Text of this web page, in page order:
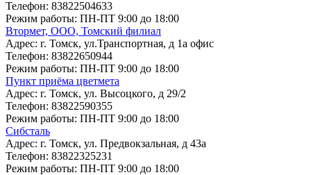
Телефон: 83822504633
Режим работы: ПН-ПТ 9:00 до 18:00
Втормет, ООО, Томский филиал
Адрес: г. Томск, ул.Транспортная, д 1а офис
Телефон: 83822650944
Режим работы: ПН-ПТ 9:00 до 18:00
Пункт приёма цветмета
Адрес: г. Томск, ул. Высоцкого, д 29/2
Телефон: 83822590355
Режим работы: ПН-ПТ 9:00 до 18:00
Сибсталь
Адрес: г. Томск, ул. Предвокзальная, д 43а
Телефон: 83822325231
Режим работы: ПН-ПТ 9:00 до 18:00